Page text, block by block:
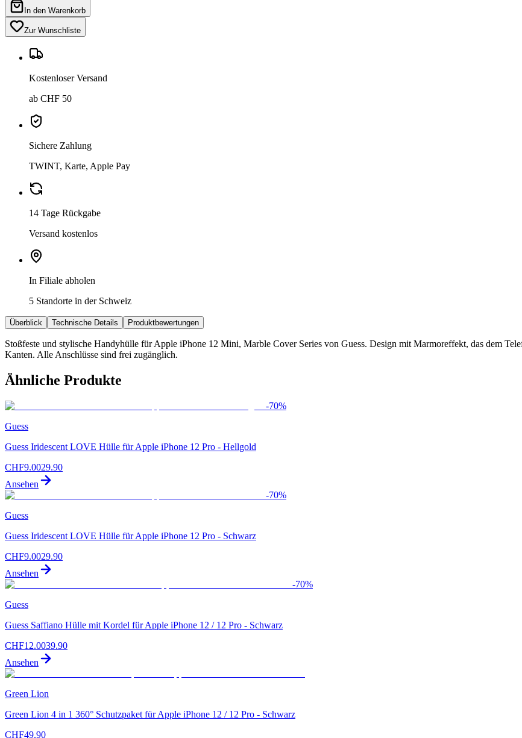
In den Warenkorb
Zur Wunschliste
Kostenloser Versand
ab CHF 50
Sichere Zahlung
TWINT, Karte, Apple Pay
14 Tage Rückgabe
Versand kostenlos
In Filiale abholen
5 Standorte in der Schweiz
Überblick Technische Details Produktbewertungen
Stoßfeste und stylische Handyhülle für Apple iPhone 12 Mini, Marble Cover Series von Guess. Design mit Marmoreffekt, das dem
Kanten. Alle Anschlüsse sind frei zugänglich.
Ähnliche Produkte
-70%
Guess
Guess Iridescent LOVE Hülle für Apple iPhone 12 Pro - Hellgold
CHF9.0029.90
Ansehen
-70%
Guess
Guess Iridescent LOVE Hülle für Apple iPhone 12 Pro - Schwarz
CHF9.0029.90
Ansehen
-70%
Guess
Guess Saffiano Hülle mit Kordel für Apple iPhone 12 / 12 Pro - Schwarz
CHF12.0039.90
Ansehen
Green Lion
Green Lion 4 in 1 360° Schutzpaket für Apple iPhone 12 / 12 Pro - Schwarz
CHF49.90